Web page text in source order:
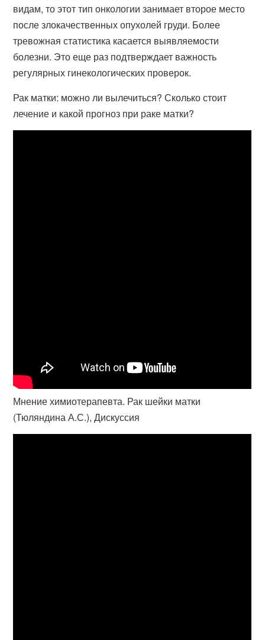
видам, то этот тип онкологии занимает второе место
после злокачественных опухолей груди. Более
тревожная статистика касается выявляемости
болезни. Это еще раз подтверждает важность
регулярных гинекологических проверок.
Рак матки: можно ли вылечиться? Сколько стоит
лечение и какой прогноз при раке матки?
Мнение химиотерапевта. Рак шейки матки
(Тюляндина А.С.), Дискуссия